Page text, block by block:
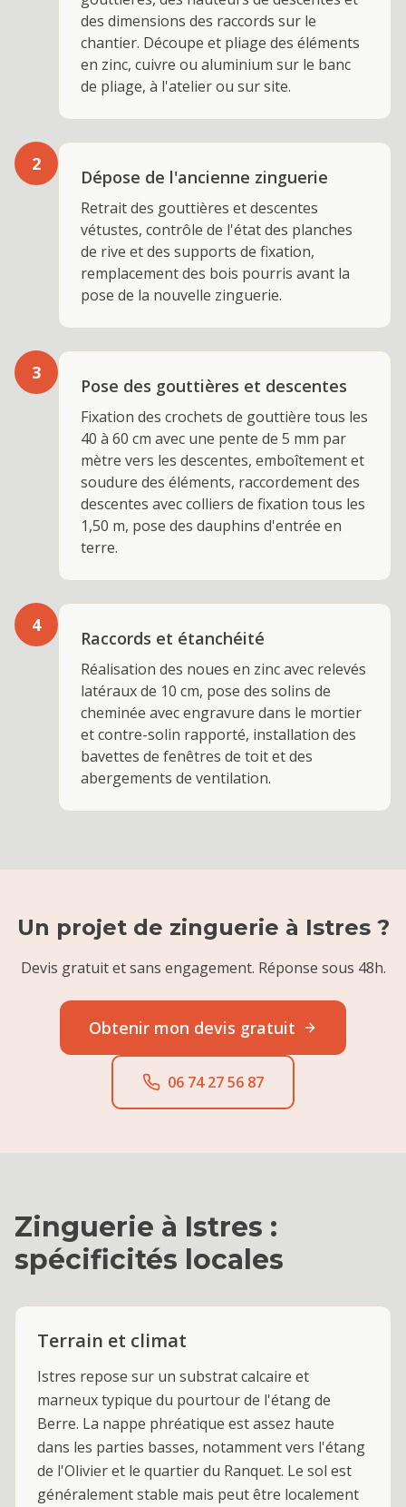
des dimensions des raccords sur le
chantier. Découpe et pliage des éléments
en zinc, cuivre ou aluminium sur le banc
de pliage, à l'atelier ou sur site.
2
Dépose de l'ancienne zinguerie
Retrait des gouttières et descentes
vétustes, contrôle de l'état des planches
de rive et des supports de fixation,
remplacement des bois pourris avant la
pose de la nouvelle zinguerie.
3
Pose des gouttières et descentes
Fixation des crochets de gouttière tous les
40 à 60 cm avec une pente de 5 mm par
mètre vers les descentes, emboîtement et
soudure des éléments, raccordement des
descentes avec colliers de fixation tous les
1,50 m, pose des dauphins d'entrée en
terre.
4
Raccords et étanchéité
Réalisation des noues en zinc avec relevés
latéraux de 10 cm, pose des solins de
cheminée avec engravure dans le mortier
et contre-solin rapporté, installation des
bavettes de fenêtres de toit et des
abergements de ventilation.
Un projet de zinguerie à Istres?
Devis gratuit et sans engagement. Réponse sous 48h.
Obtenir mon devis gratuit
06 74 27 56 87
Zinguerie à Istres :
spécificités locales
Terrain et climat
Istres repose sur un substrat calcaire et
marneux typique du pourtour de l'étang de
Berre. La nappe phréatique est assez haute
dans les parties basses, notamment vers l'étang
de l'Olivier et le quartier du Ranquet. Le sol est
généralement stable mais peut être localement